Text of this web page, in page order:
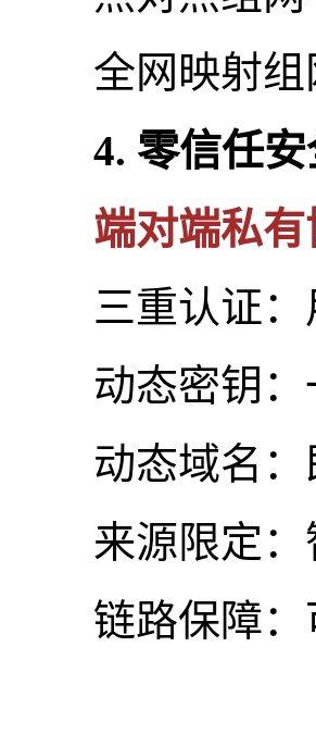
全网映射组
4. 零信任安
端对端私有
三重认证：
动态密钥：
动态域名：
来源限定：
链路保障：